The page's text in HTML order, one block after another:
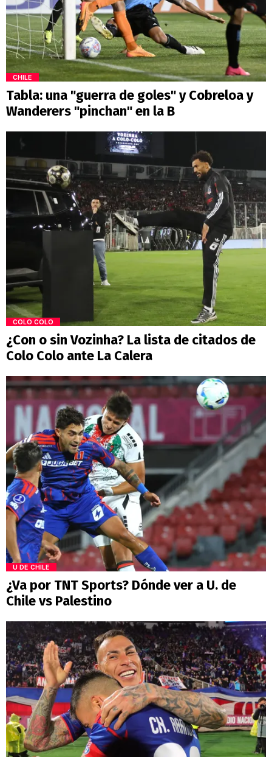
CHILE
Tabla: una "guerra de goles" y Cobreloa y
Wanderers "pinchan" en la B
COLO COLO
¿Con o sin Vozinha? La lista de citados de
Colo Colo ante La Calera
U DE CHILE
¿Va por TNT Sports? Dónde ver a U. de
Chile vs Palestino